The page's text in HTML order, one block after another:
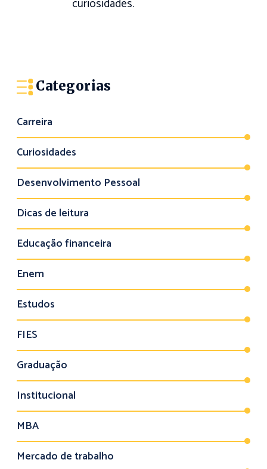
curiosidades.
Categorias
Carreira
Curiosidades
Desenvolvimento Pessoal
Dicas de leitura
Educação financeira
Enem
Estudos
FIES
Graduação
Institucional
MBA
Mercado de trabalho